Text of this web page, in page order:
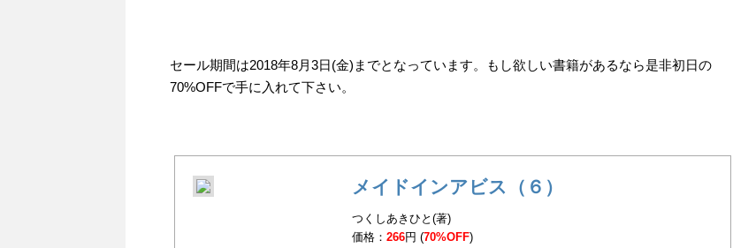
セール期間は2018年8月3日(金)までとなっています。もし欲しい書籍があるなら是非初日の
70%OFFで手に入れて下さい。
メイドインアビス（６）
つくしあきひと(著)
価格：266円 (70%OFF)